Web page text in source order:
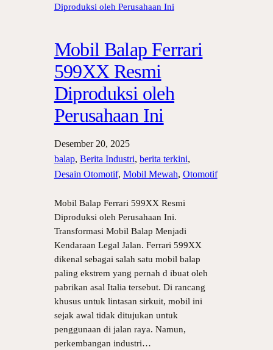
Mobil Balap Ferrari
599XX Resmi
Diproduksi oleh
Perusahaan Ini
Desember 20, 2025
balap, Berita Industri, berita terkini
Desain Otomotif, Mobil Mewah, Otomotif
Mobil Balap Ferrari 599XX Resmi
Diproduksi oleh Perusahaan Ini.
Transformasi Mobil Balap Menjadi
Kendaraan Legal Jalan. Ferrari 599XX
dikenal sebagai salah satu mobil balap
paling ekstrem yang pernah d ibuat oleh
pabrikan asal Italia tersebut. Di rancang
khusus untuk lintasan sirkuit, mobil ini
sejak awal tidak ditujukan untuk
penggunaan di jalan raya. Namun,
perkembangan industri…